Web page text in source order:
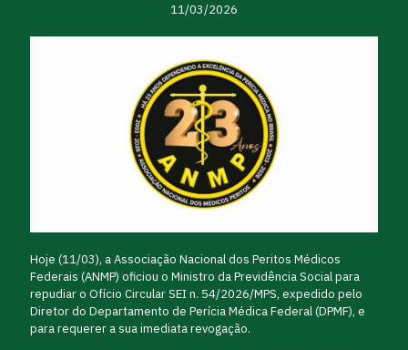
11/03/2026
Hoje (11/03), a Associação Nacional dos Peritos Médicos
Federais (ANMP) oficiou o Ministro da Previdência Social para
repudiar o Ofício Circular SEI n. 54/2026/MPS, expedido pelo
Diretor do Departamento de Perícia Médica Federal (DPMF), e
para requerer a sua imediata revogação.